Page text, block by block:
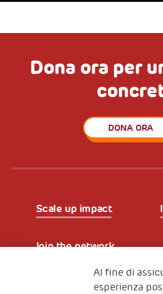
Dona ora per
DONA ORA
Scale up impact
Join the network
Iscriviti alla newsletter
Al fine di
esperienza